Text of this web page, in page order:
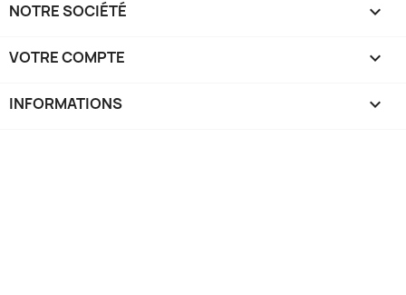
NOTRE SOCIÉTÉ 
VOTRE COMPTE 
INFORMATIONS keyboard_arrow_down